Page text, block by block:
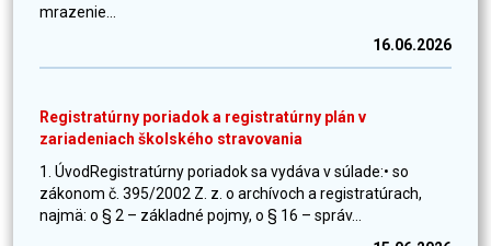
mrazenie...
16.06.2026
Registratúrny poriadok a registratúrny plán v
zariadeniach školského stravovania
1. ÚvodRegistratúrny poriadok sa vydáva v súlade:• so
zákonom č. 395/2002 Z. z. o archívoch a registratúrach,
najmä: o § 2 – základné pojmy, o § 16 – správ...